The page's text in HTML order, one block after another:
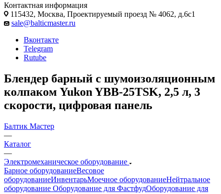
Контактная информация
115432, Москва, Проектируемый проезд № 4062, д.6с1
sale@balticmaster.ru
Вконтакте
Telegram
Rutube
Блендер барный с шумоизоляционным
колпаком Yukon YBB-25TSK, 2,5 л, 3
скорости, цифровая панель
Балтик Мастер
—
Каталог
—
Электромеханическое оборудование
Барное оборудованиеВесовое
оборудованиеИнвентарьМоечное оборудованиеНейтральное
оборудование Оборудование для ФастфудОборудование для